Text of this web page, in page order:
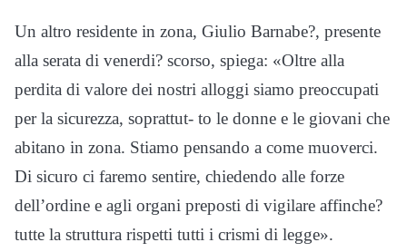
Un altro residente in zona, Giulio Barnabe?, presente
alla serata di venerdi? scorso, spiega: «Oltre alla
perdita di valore dei nostri alloggi siamo preoccupati
per la sicurezza, soprattut- to le donne e le giovani che
abitano in zona. Stiamo pensando a come muoverci.
Di sicuro ci faremo sentire, chiedendo alle forze
dell’ordine e agli organi preposti di vigilare affinche?
tutte la struttura rispetti tutti i crismi di legge».